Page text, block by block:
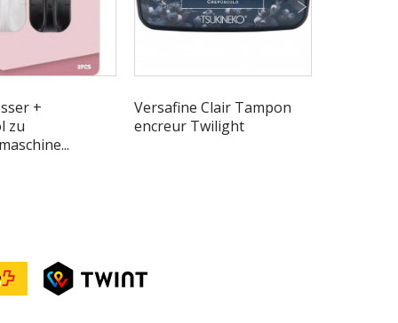
+
zu
Versafine Clair Tampon
encreur Twilight